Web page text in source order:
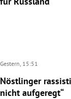
Gestern, 15:51
Nöstlinger
nicht aufgeregt“